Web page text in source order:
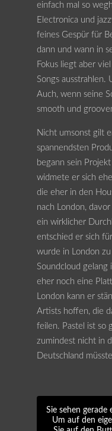
einfach mal so
Electronica und
feines Gespür für
dann und wann in
Fokus liegt aber
Songs ausstrahlen.
Auch, wenn seine
smooth und
Nicht umsonst gilt
spannendsten
begann sein
widmete er sich
die eher in den
nach London,
ein wirklicher
entschied er sich
wurde in London
Soundcloud gelang
eher noch eine
London kann er
Artists hoffen, die
feilen. Pastel ist so
zumindest nicht in
Deutschland
Sie sehen gerade
Um auf den